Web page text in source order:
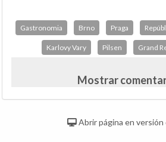
Gastronomia Brno Praga
Karlovy Vary Pilsen Grand
Mostrar
Abrir página en versión